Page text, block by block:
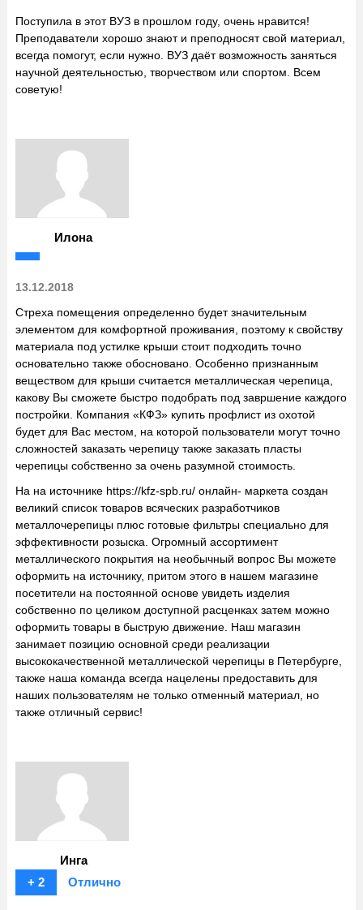
Поступила в этот ВУЗ в прошлом году, очень нравится!
Преподаватели хорошо знают и преподносят свой материал,
всегда помогут, если нужно. ВУЗ даёт возможность заняться
научной деятельностью, творчеством или спортом. Всем
советую!
Илона
13.12.2018
Стреха помещения определенно будет значительным
элементом для комфортной проживания, поэтому к свойству
материала под устилке крыши стоит подходить точно
основательно также обосновано. Особенно признанным
веществом для крыши считается металлическая черепица,
какову Вы сможете быстро подобрать под завршение каждого
постройки. Компания «КФЗ» купить профлистиз охотой
будет для Вас местом, на которой пользователи могут точно
сложностей заказать черепицу также заказать пласты
черепицы собственно за очень разумной стоимость.
На на источнике https://kfz-spb.ru/ онлайн- маркета создан
великий список товаров всяческих разработчиков
металлочерепицы плюс готовые фильтры специально для
эффективности розыска. Огромный ассортимент
металлического покрытия на необычный вопрос Вы можете
оформить на источнику, притом этого в нашем магазине
посетители на постоянной основе увидеть изделия
собственно по целиком доступной расценках затем можно
оформить товары в быструю движение. Наш магазин
занимает позицию основной среди реализации
высококачественной металлической черепицы в Петербурге,
также наша команда всегда нацелены предоставить для
наших пользователям не только отменный материал, но
также отличный сервис!
Инга
+ 2
Отлично